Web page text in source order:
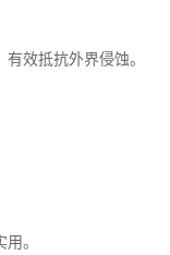
效抵抗外界侵蚀。
。